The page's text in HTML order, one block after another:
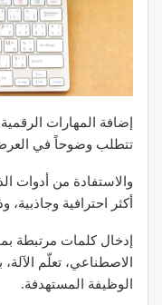
إضافة المهارات
تتطلب وضوحاً في العرض
والاستفادة من أدوات
أكثر احترافية
إدخال كلمات مرتبطة
الاصطناعي، تعلّم
الوظيفة المستهدفة.